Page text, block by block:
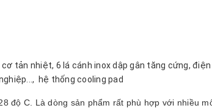
tản nhiệt, 6 lá cánh inox dập gân tăng cứng,
hệ thống cooling pad
độ C. Là dòng sản phẩm rất phù hợp với nhiều